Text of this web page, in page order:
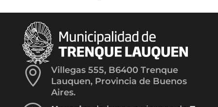

Villegas 555, B6400 Trenque
Lauquen, Provincia de Buenos
Aires.